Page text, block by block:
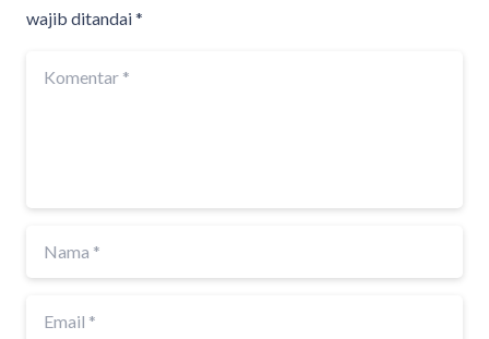
wajib ditandai*